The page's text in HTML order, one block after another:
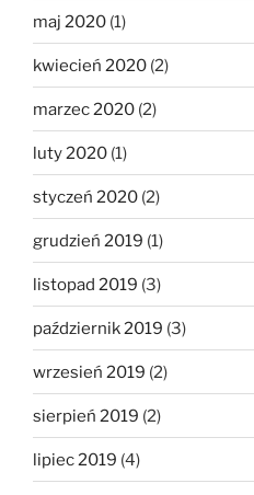
maj 2020 (1)
kwiecień 2020 (2)
marzec 2020 (2)
luty 2020 (1)
styczeń 2020 (2)
grudzień 2019 (1)
listopad 2019 (3)
październik 2019 (3)
wrzesień 2019 (2)
sierpień 2019 (2)
lipiec 2019 (4)